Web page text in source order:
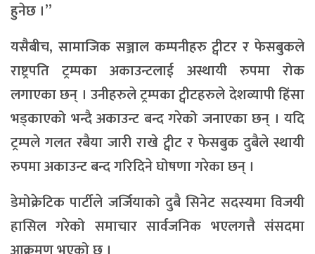
हुनेछ ।”
यसैबीच, सामाजिक सञ्जाल कम्पनीहरु ट्वीटर र फेसबुकले
राष्ट्रपति ट्रम्पका अकाउन्टलाई अस्थायी रुपमा रोक
लगाएका छन् । उनीहरुले ट्रम्पका ट्वीटहरुले देशव्यापी हिंसा
भड्काएको भन्दै अकाउन्ट बन्द गरेको जनाएका छन् । यदि
ट्रम्पले गलत रबैया जारी राखे ट्वीट र फेसबुक दुबैले स्थायी
रुपमा अकाउन्ट बन्द गरिदिने घोषणा गरेका छन् ।
डेमोक्रेटिक पार्टीले जर्जियाको दुबै सिनेट सदस्यमा विजयी
हासिल गरेको समाचार सार्वजनिक भएलगत्तै संसदमा